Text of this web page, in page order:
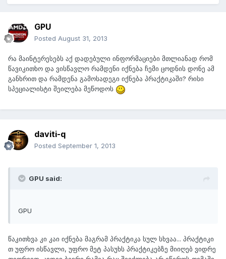
GPU
Posted August 31, 2013
რა მაინტერესებს აქ დადებული ინფორმაციები მთლიანად რომ
წავიკითხო და ვისწავლო რამდენი იქნება ჩემი ცოდნის დონე ამ
განხრით და რამდენა გამოსადეგი იქნება პრაქტიკაში? რისი
სპეციალისტი შეილება მეწოდოს
daviti-q
Posted September 1, 2013
GPU said:
GPU
წაკითხვა კი კაი იქნება მაგრამ პრაქტიკა სულ სხვაა... პრაქტიკი
თ უფრო ისწავლი, უფრო მეტ პასუხს პრაქტიკებზე მიიღებ ვიდრე